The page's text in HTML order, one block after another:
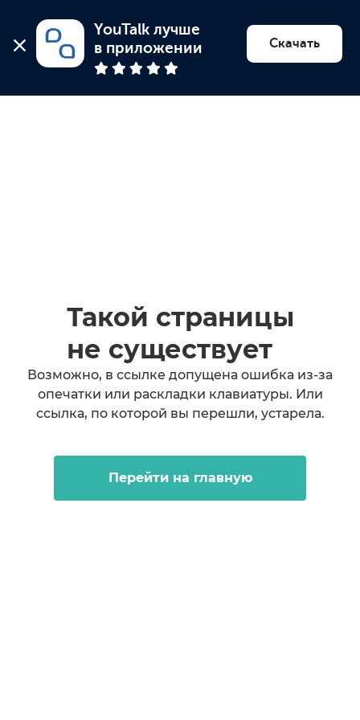
YouTalk лучше
в приложении
Скачать
Найти психолога
Такой страницы
не существует
Возможно, в ссылке допущена ошибка из-за
опечатки или раскладки клавиатуры. Или
ссылка, по которой вы перешли, устарела.
Перейти на главную